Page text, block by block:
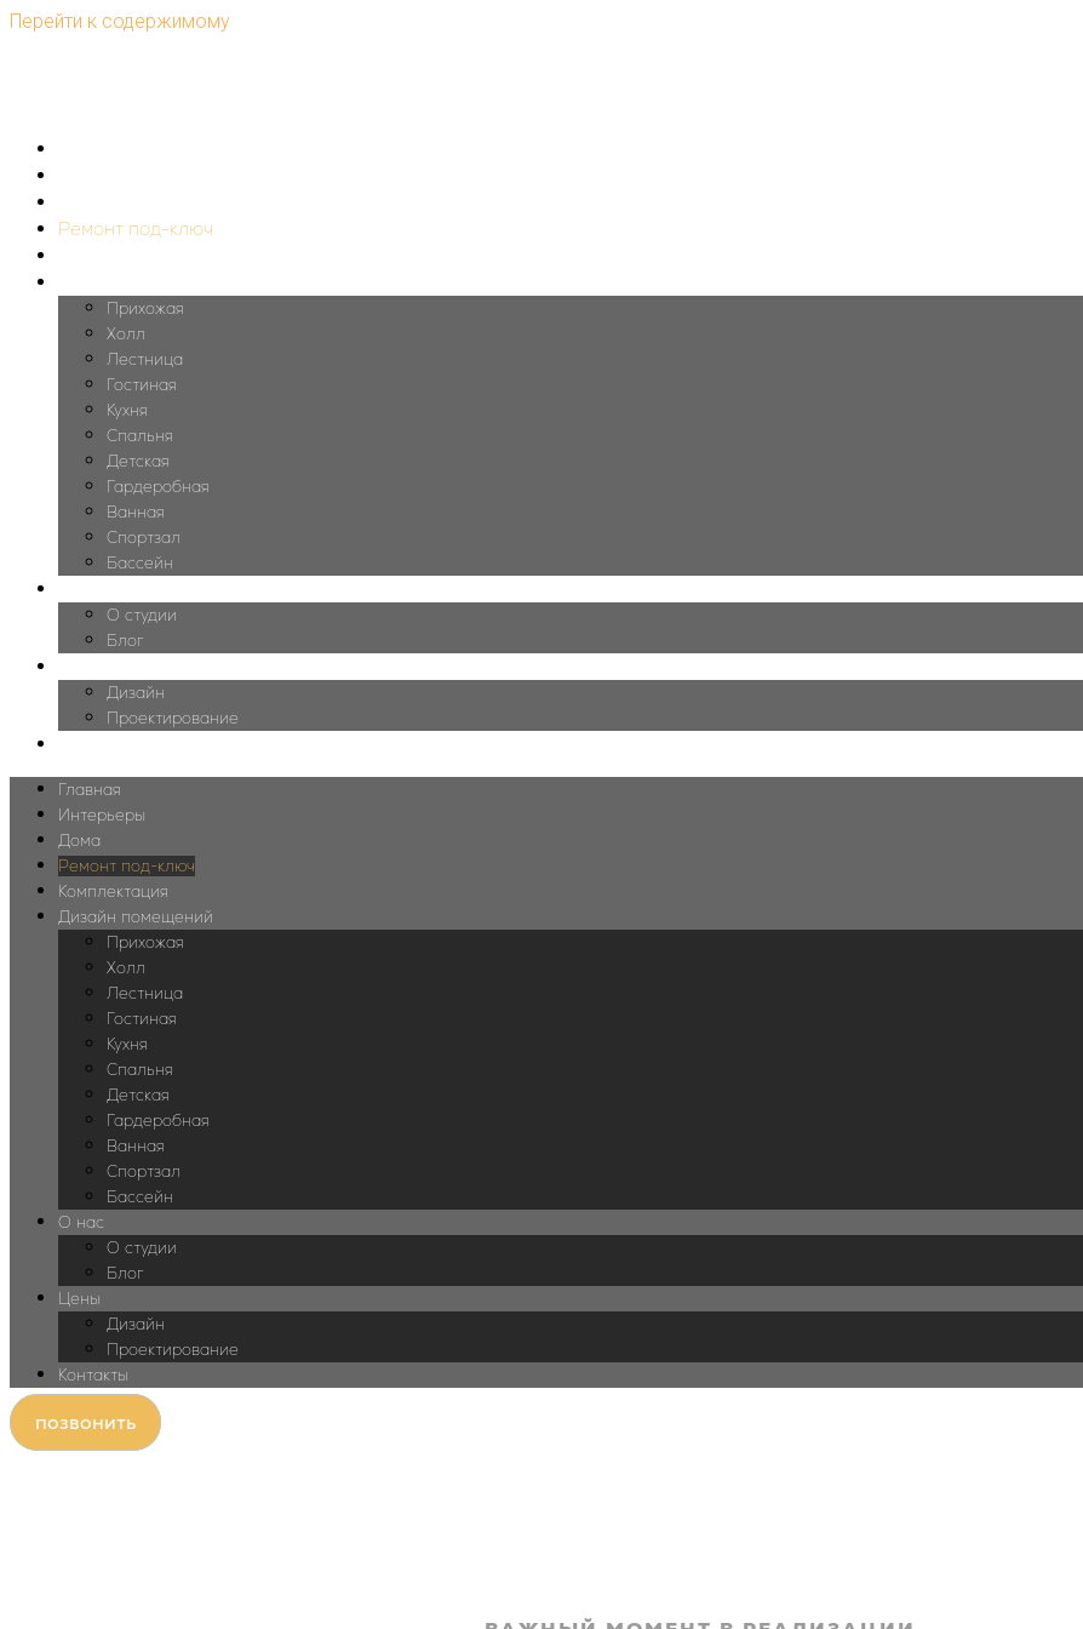
Перейти к содержимому
Ремонт под-ключ
Прихожая
Холл
Лестница
Гостиная
Кухня
Спальня
Детская
Гардеробная
Ванная
Спортзал
Бассейн
О студии
Блог
Дизайн
Проектирование
Главная
Интерьеры
Дома
Ремонт под-ключ
Комплектация
Дизайн помещений
Прихожая
Холл
Лестница
Гостиная
Кухня
Спальня
Детская
Гардеробная
Ванная
Спортзал
Бассейн
О нас
О студии
Блог
Цены
Дизайн
Проектирование
Контакты
позвонить